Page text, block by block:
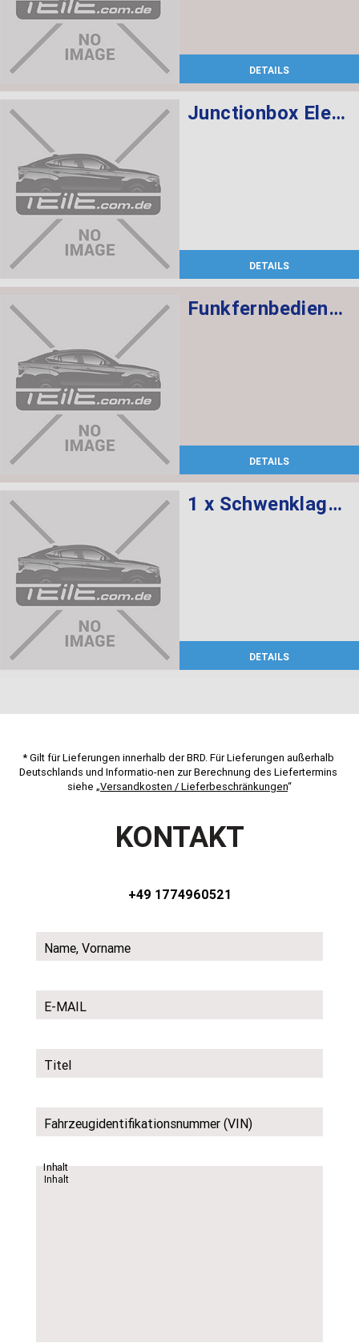
DETAILS
Junctionbox Elektronik 3
DETAILS
Funkfernbedienung PCA 434 MHZ
DETAILS
1 x Schwenklager rechts, 1 x Radnabe mit Lager vorne
DETAILS
* Gilt für Lieferungen innerhalb der BRD. Für Lieferungen außerhalb
Deutschlands und Informatio-nen zur Berechnung des Liefertermins
siehe „Versandkosten / Lieferbeschränkungen“
KONTAKT
+49 1774960521
Name, Vorname
E-MAIL
Titel
Fahrzeugidentifikationsnummer (VIN)
Inhalt